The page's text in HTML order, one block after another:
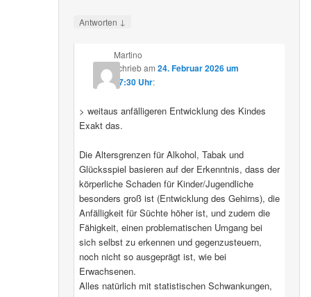
Antworten ↓
Martino
schriebam 24. Februar 2026 um
07:30 Uhr:
> weitaus anfälligeren Entwicklung des Kindes
Exakt das.
Die Altersgrenzen für Alkohol, Tabak und
Glücksspiel basieren auf der Erkenntnis, dass der
körperliche Schaden für Kinder/Jugendliche
besonders groß ist (Entwicklung des Gehirns), die
Anfälligkeit für Süchte höher ist, und zudem die
Fähigkeit, einen problematischen Umgang bei
sich selbst zu erkennen und gegenzusteuern,
noch nicht so ausgeprägt ist, wie bei
Erwachsenen.
Alles natürlich mit statistischen Schwankungen,